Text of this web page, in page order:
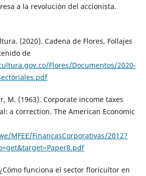
a la revolución del accionista.
(2020). Cadena de Flores, Follajes
de
Flores/Documentos/2020-
M. (1963). Corporate income taxes
a correction. The American Economic
MFEE/FinancasCorporativas/2012?
funciona el sector floricultor en